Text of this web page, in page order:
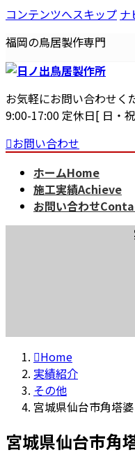
コンテンツへスキップ ナ
福岡の鳥居製作専門
お気軽にお問い合わせく
9:00-17:00 定休日[ 日・
お問い合わせ
ホームHome
施工実績Achieve
お問い合わせ
Home
実績紹介
その他
宮城県仙台市角塔婆
宮城県仙台市角